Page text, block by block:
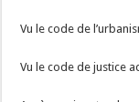
Vu le code de
Vu le code de justice